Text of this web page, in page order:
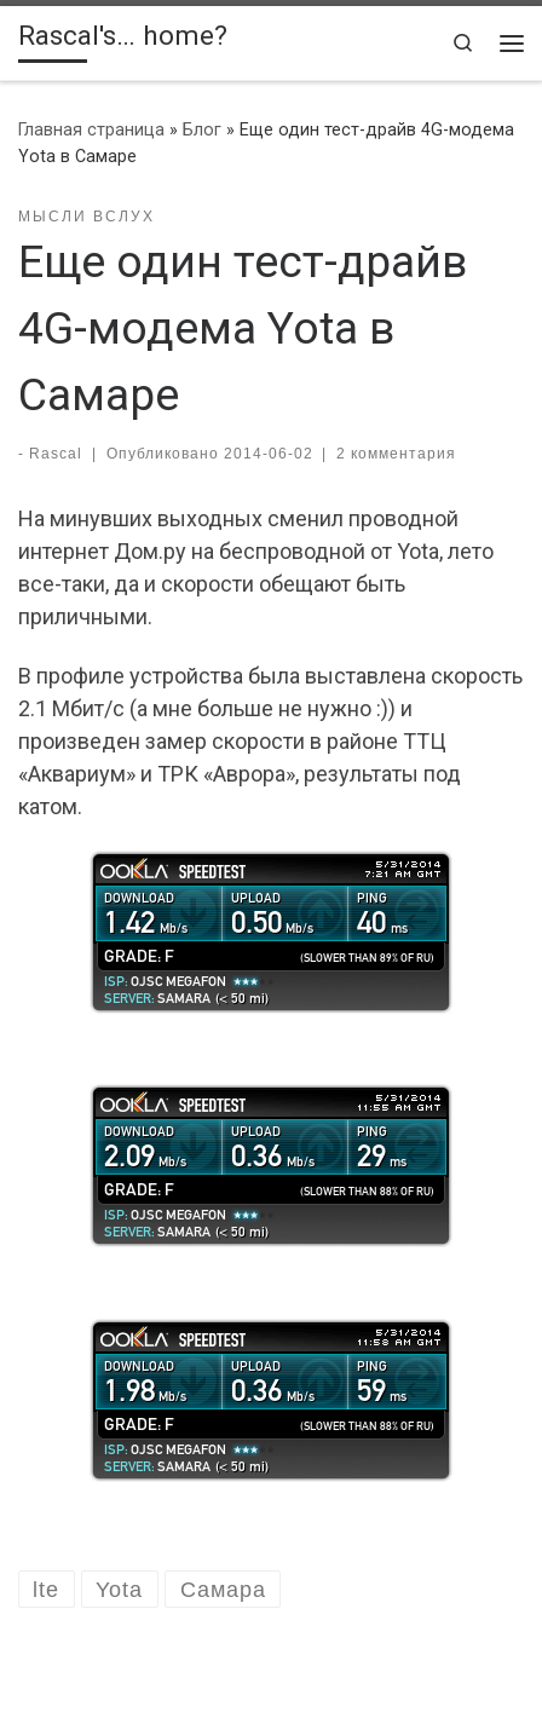
Skip to content
Rascal's… home?
Search
Главная страница » Блог » Еще один тест-драйв 4G-модема
Yota в Самаре
МЫСЛИ ВСЛУХ
Еще один тест-драйв
4G-модема Yota в
Самаре
- Rascal | Опубликовано 2014-06-02 | 2 комментария
На минувших выходных сменил проводной
интернет Дом.ру на беспроводной от Yota, лето
все-таки, да и скорости обещают быть
приличными.
В профиле устройства была выставлена скорость
2.1 Мбит/с (а мне больше не нужно :)) и
произведен замер скорости в районе ТТЦ
«Аквариум» и ТРК «Аврора», результаты под
катом.
lte Yota Самара